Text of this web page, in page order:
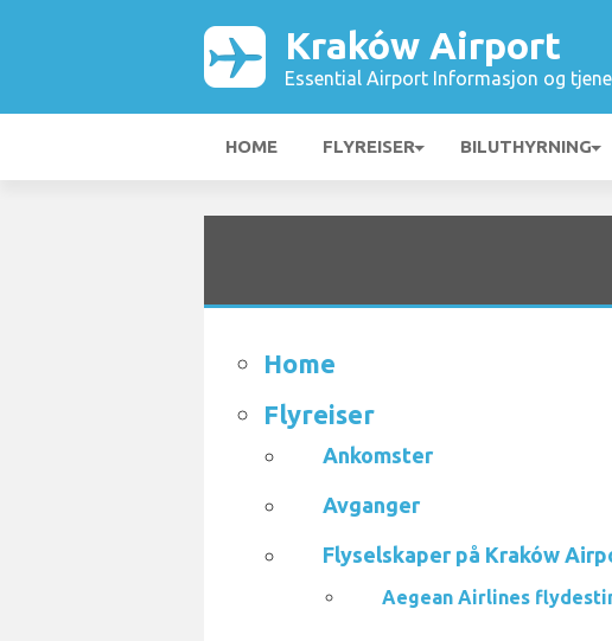
Kraków Airport
Essential Airport Informasjon og
HOME FLYREISER BILUTHYRNING
Home
Flyreiser
Ankomster
Avganger
Flyselskaper på Kraków
Aegean Airlines